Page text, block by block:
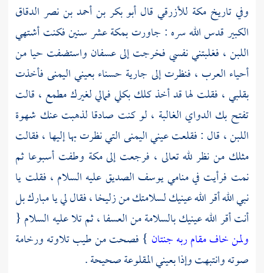
وفي تاريخ مكة للأزرقي قال أبو بكر بن أحمد بن نصر الدقاق
الكبيرقدس الله سره : جاورتبمكةعشر سنين فكنت أشتهي
اللبن ، فغلبتني نفسي فخرجت إلىعسفان واستضفت حيا من
أحياء العرب ، فنظرت إلى جارية حسناء بعيني اليمنى فأخذت
بقلبي ، فقلت لها قد أخذ كلك بكلي فمالي لغيرك مطمع ، قالت
تفتح بك الدواي الغالبة ، لو كنت صادقا لذهبت عنك شهوة
اللبن ، قال : فقلعت عيني اليمنى التي نظرت بها إليها ، فقالت
مثلك من نظر لله تعالى ، فرجعت إلىمكة وطفت أسبوعا ثم
نمت فرأيت في منامييوسف الصديق عليه السلام ، فقلت يا
نبي الله أقر الله عينيك لسلامتك منزليخا، فقال لي يا مبارك بل
أنت أقر الله عينيك بالسلامة من العسفا ، ثم تلا عليه السلام {
ولمن خاف مقام ربه جنتان } فصحت من طيب تلاوته ورخامة
صوته وانتبهت وإذا بعيني المقلوعة صحيحة .